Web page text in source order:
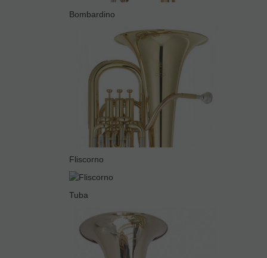
Bombardino
Fliscorno
Tuba